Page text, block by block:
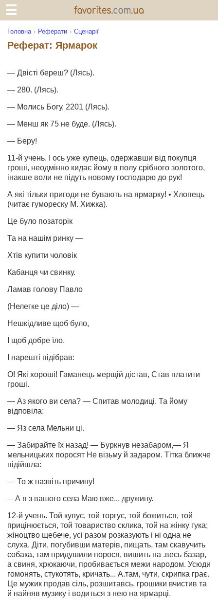
Головна Реферати Сценарії
Реферат: Ярмарок
— Двісті береш? (Лясь).
— 280. (Лясь).
— Молись Богу, 2201 (Лясь).
— Менш як 75 не буде. (Лясь).
— Беру!
11-й учень. І ось уже купець, одержавши від покупця
гроші, неодмінно кидає йому в полу срібного золотого,
інакше воли не підуть новому господарю до рук!
А які тільки пригоди не бувають на ярмарку! • Хлопець
(читає гумореску М. Хижка).
Це було позаторік
Та на нашім ринку —
Хтів купити чоловік
Кабанця чи свинку.
Ламав голову Павло
(Нелегке це діло) —
Нешкідливе щоб було,
І щоб добре їло.
І нарешті підібрав:
О! Які хороші! Гаманець мерщій дістав, Став платити
гроші.
— Аз якого ви села? — Спитав молодиці. Та йому
відповіла:
— Яз села Мельни ці.
— Забирайте їх назад! — Буркнув незабаром,— Я
мельницьких поросят Не візьму й задаром. Тітка ближче
підійшла:
— То ж назвіть причину!
—А я з вашого села Маю вже... дружину.
12-й учень. Той купує, той торгує, той божиться, той
прицінюється, той товариство склика, той на жінку гука;
жіноцтво щебече, усі разом розказують і ні одна не
слуха. Діти, погубивши матерів, пищать, там скавучить
собака, там придушили порося, вишить на .весь базар,
а свиня, хрюкаючи, пробивається межи народом. Усюди
гомонять, стукотять, кричать... А.там, чути, скрипка грає.
Це мужик продав сіль, розшитавсь, грошики вчистив та
й найняв музику і водиться з нею на ярмарці.